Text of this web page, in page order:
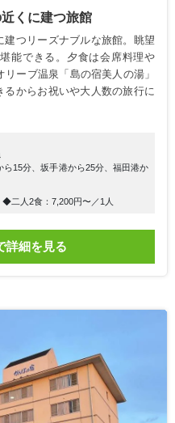
くに建つ旅館
つリーズナブルな旅館。眺望
能できる。夕食は会席料理や
ーブ温泉「島の宿美人の湯」
からお祝いや大人数の旅行に
15分、坂手港から25分、福田港か
二人2食：7,200円〜／1人
詳細を見る